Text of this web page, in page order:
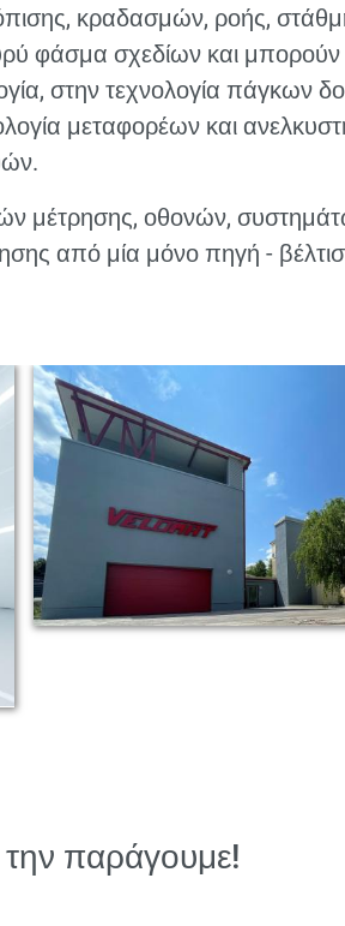
κραδασμών, ροής,
φάσμα σχεδίων και
στην τεχνολογία πάγκων
μεταφορέων και
μέτρησης, οθονών,
από μία μόνο πηγή -
την παράγουμε!